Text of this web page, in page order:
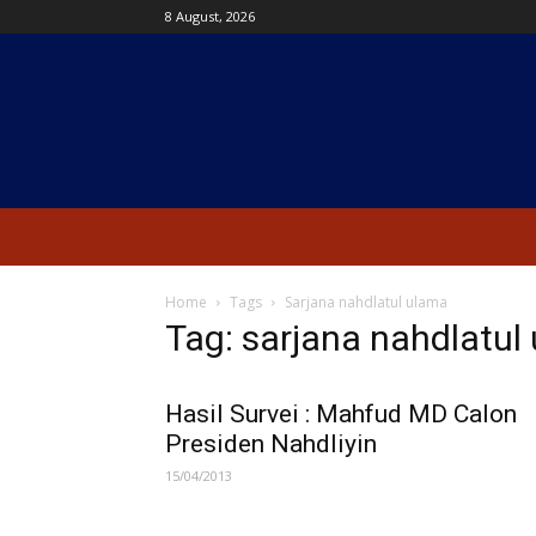
8 August, 2026
Home Tags Sarjana nahdlatul ulama
Tag: sarjana nahdlatul
Hasil Survei : Mahfud MD Calon
Presiden Nahdliyin
15/04/2013